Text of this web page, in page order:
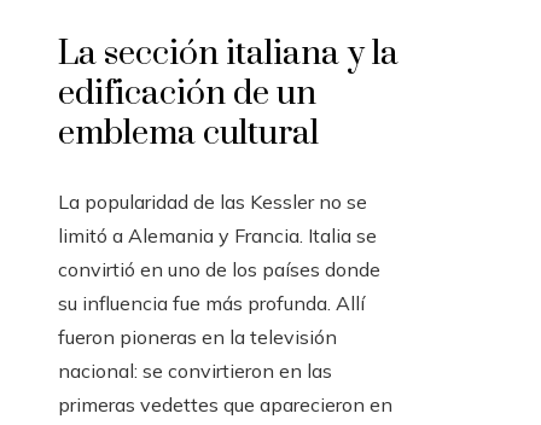
La sección italiana y la
edificación de un
emblema cultural
La popularidad de las Kessler no se
limitó a Alemania y Francia. Italia se
convirtió en uno de los países donde
su influencia fue más profunda. Allí
fueron pioneras en la televisión
nacional: se convirtieron en las
primeras vedettes que aparecieron en